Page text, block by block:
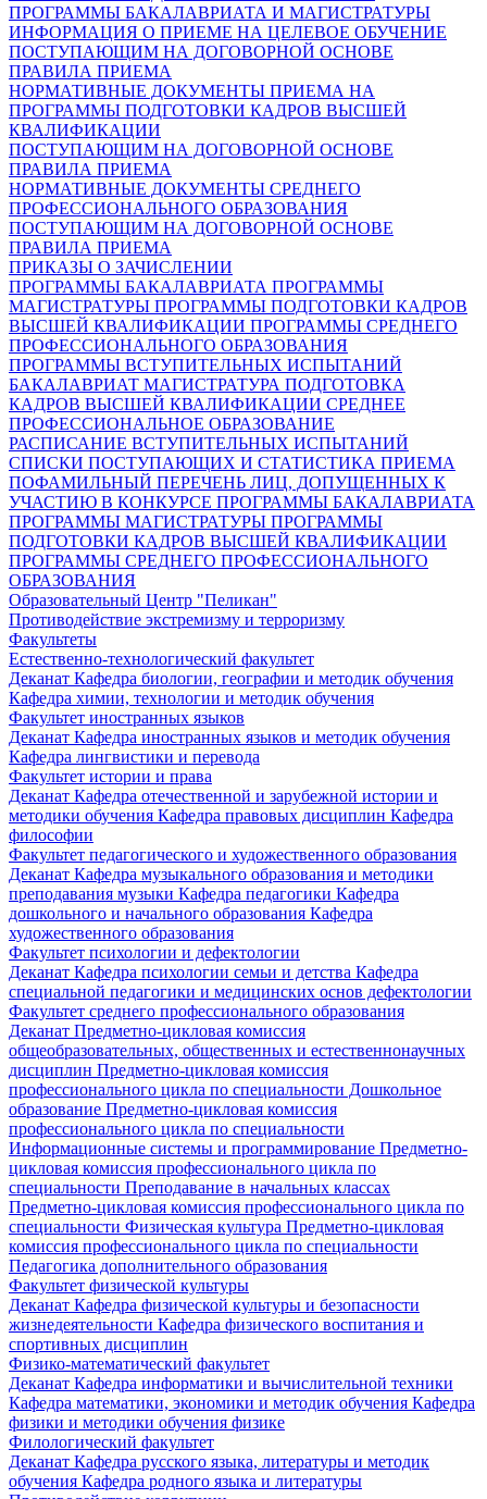
ПРОГРАММЫ БАКАЛАВРИАТА И МАГИСТРАТУРЫ
ИНФОРМАЦИЯ О ПРИЕМЕ НА ЦЕЛЕВОЕ ОБУЧЕНИЕ
ПОСТУПАЮЩИМ НА ДОГОВОРНОЙ ОСНОВЕ
ПРАВИЛА ПРИЕМА
НОРМАТИВНЫЕ ДОКУМЕНТЫ ПРИЕМА НА
ПРОГРАММЫ ПОДГОТОВКИ КАДРОВ ВЫСШЕЙ
КВАЛИФИКАЦИИ
ПОСТУПАЮЩИМ НА ДОГОВОРНОЙ ОСНОВЕ
ПРАВИЛА ПРИЕМА
НОРМАТИВНЫЕ ДОКУМЕНТЫ СРЕДНЕГО
ПРОФЕССИОНАЛЬНОГО ОБРАЗОВАНИЯ
ПОСТУПАЮЩИМ НА ДОГОВОРНОЙ ОСНОВЕ
ПРАВИЛА ПРИЕМА
ПРИКАЗЫ О ЗАЧИСЛЕНИИ
ПРОГРАММЫ БАКАЛАВРИАТА ПРОГРАММЫ
МАГИСТРАТУРЫ ПРОГРАММЫ ПОДГОТОВКИ КАДРОВ
ВЫСШЕЙ КВАЛИФИКАЦИИ ПРОГРАММЫ СРЕДНЕГО
ПРОФЕССИОНАЛЬНОГО ОБРАЗОВАНИЯ
ПРОГРАММЫ ВСТУПИТЕЛЬНЫХ ИСПЫТАНИЙ
БАКАЛАВРИАТ МАГИСТРАТУРА ПОДГОТОВКА
КАДРОВ ВЫСШЕЙ КВАЛИФИКАЦИИ СРЕДНЕЕ
ПРОФЕССИОНАЛЬНОЕ ОБРАЗОВАНИЕ
РАСПИСАНИЕ ВСТУПИТЕЛЬНЫХ ИСПЫТАНИЙ
СПИСКИ ПОСТУПАЮЩИХ И СТАТИСТИКА ПРИЕМА
ПОФАМИЛЬНЫЙ ПЕРЕЧЕНЬ ЛИЦ, ДОПУЩЕННЫХ К
УЧАСТИЮ В КОНКУРСЕ ПРОГРАММЫ БАКАЛАВРИАТА
ПРОГРАММЫ МАГИСТРАТУРЫ ПРОГРАММЫ
ПОДГОТОВКИ КАДРОВ ВЫСШЕЙ КВАЛИФИКАЦИИ
ПРОГРАММЫ СРЕДНЕГО ПРОФЕССИОНАЛЬНОГО
ОБРАЗОВАНИЯ
Образовательный Центр "Пеликан"
Противодействие экстремизму и терроризму
Факультеты
Естественно-технологический факультет
Деканат Кафедра биологии, географии и методик обучения
Кафедра химии, технологии и методик обучения
Факультет иностранных языков
Деканат Кафедра иностранных языков и методик обучения
Кафедра лингвистики и перевода
Факультет истории и права
Деканат Кафедра отечественной и зарубежной истории и
методики обучения Кафедра правовых дисциплин Кафедра
философии
Факультет педагогического и художественного образования
Деканат Кафедра музыкального образования и методики
преподавания музыки Кафедра педагогики Кафедра
дошкольного и начального образования Кафедра
художественного образования
Факультет психологии и дефектологии
Деканат Кафедра психологии семьи и детства Кафедра
специальной педагогики и медицинских основ дефектологии
Факультет среднего профессионального образования
Деканат Предметно-цикловая комиссия
общеобразовательных, общественных и естественнонаучных
дисциплин Предметно-цикловая комиссия
профессионального цикла по специальности Дошкольное
образование Предметно-цикловая комиссия
профессионального цикла по специальности
Информационные системы и программирование Предметно-
цикловая комиссия профессионального цикла по
специальности Преподавание в начальных классах
Предметно-цикловая комиссия профессионального цикла по
специальности Физическая культура Предметно-цикловая
комиссия профессионального цикла по специальности
Педагогика дополнительного образования
Факультет физической культуры
Деканат Кафедра физической культуры и безопасности
жизнедеятельности Кафедра физического воспитания и
спортивных дисциплин
Физико-математический факультет
Деканат Кафедра информатики и вычислительной техники
Кафедра математики, экономики и методик обучения Кафедра
физики и методики обучения физике
Филологический факультет
Деканат Кафедра русского языка, литературы и методик
обучения Кафедра родного языка и литературы